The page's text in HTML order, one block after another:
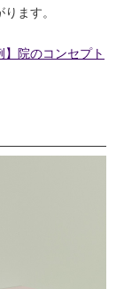
ます。
院のコンセプト